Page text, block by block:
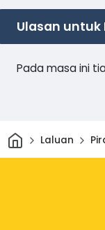
Ulasan untuk
Pada masa ini
Rumah
Laluan